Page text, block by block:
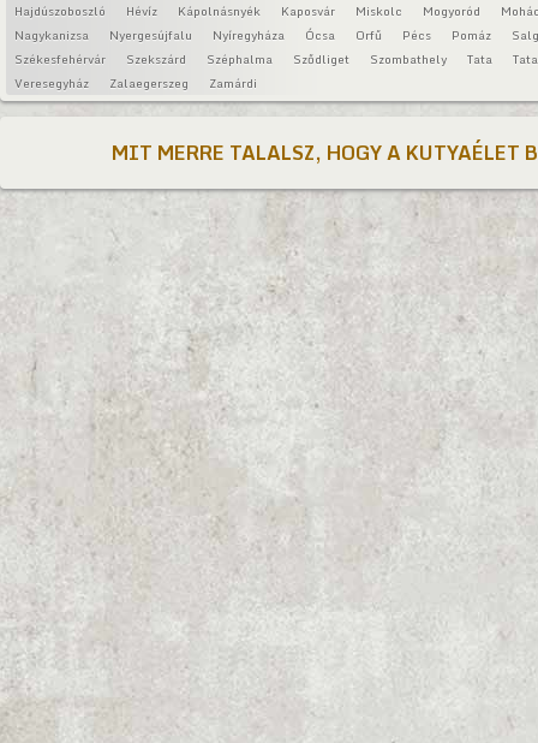
Hajdúszoboszló
Hévíz Kápolnásnyék Kaposvár Miskolc Mogyoród
Nagykanizsa
Nyergesújfalu Nyíregyháza Ócsa Orfű Pécs Pomáz
Székesfehérvár
Szekszárd Széphalma Sződliget Szombathely Tata
Veresegyház
Zalaegerszeg Zamárdi
MIT MERRE TALALSZ, HOGY A KUTYAÉLET